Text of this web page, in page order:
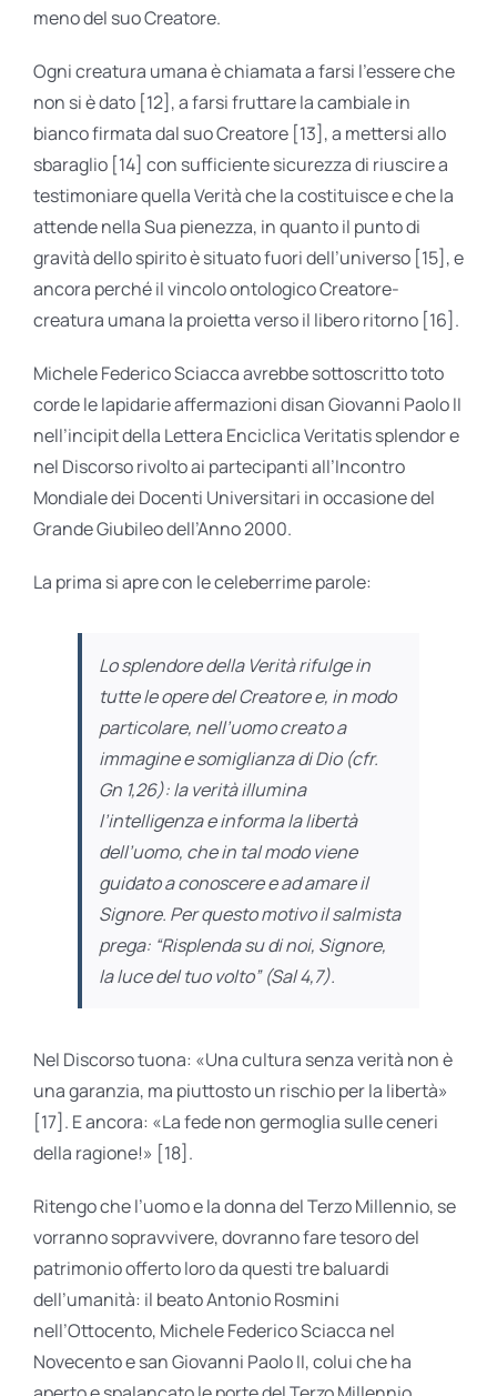
meno del suo Creatore.
Ogni creatura umana è chiamata a farsi l’essere che
non si è dato [12], a farsi fruttare la cambiale in
bianco firmata dal suo Creatore [13], a mettersi allo
sbaraglio [14] con sufficiente sicurezza di riuscire a
testimoniare quella Verità che la costituisce e che la
attende nella Sua pienezza, in quanto il punto di
gravità dello spirito è situato fuori dell’universo [15], e
ancora perché il vincolo ontologico Creatore-
creatura umana la proietta verso il libero ritorno [16].
Michele Federico Sciacca avrebbe sottoscritto toto
corde le lapidarie affermazioni disan Giovanni Paolo II
nell’incipit della Lettera Enciclica Veritatis splendor e
nel Discorso rivolto ai partecipanti all’Incontro
Mondiale dei Docenti Universitari in occasione del
Grande Giubileo dell’Anno 2000.
La prima si apre con le celeberrime parole:
Lo splendore della Verità rifulge in
tutte le opere del Creatore e, in modo
particolare, nell’uomo creato a
immagine e somiglianza di Dio (cfr.
Gn 1,26): la verità illumina
l’intelligenza e informa la libertà
dell’uomo, che in tal modo viene
guidato a conoscere e ad amare il
Signore. Per questo motivo il salmista
prega: “Risplenda su di noi, Signore,
la luce del tuo volto” (Sal4,7).
Nel Discorso tuona: «Una cultura senza verità non è
una garanzia, ma piuttosto un rischio per la libertà»
[17]. E ancora: «La fede non germoglia sulle ceneri
della ragione!» [18].
Ritengo che l’uomo e la donna del Terzo Millennio, se
vorranno sopravvivere, dovranno fare tesoro del
patrimonio offerto loro da questi tre baluardi
dell’umanità: il beato Antonio Rosmini
nell’Ottocento, Michele Federico Sciacca nel
Novecento e san Giovanni Pao­lo II, colui che ha